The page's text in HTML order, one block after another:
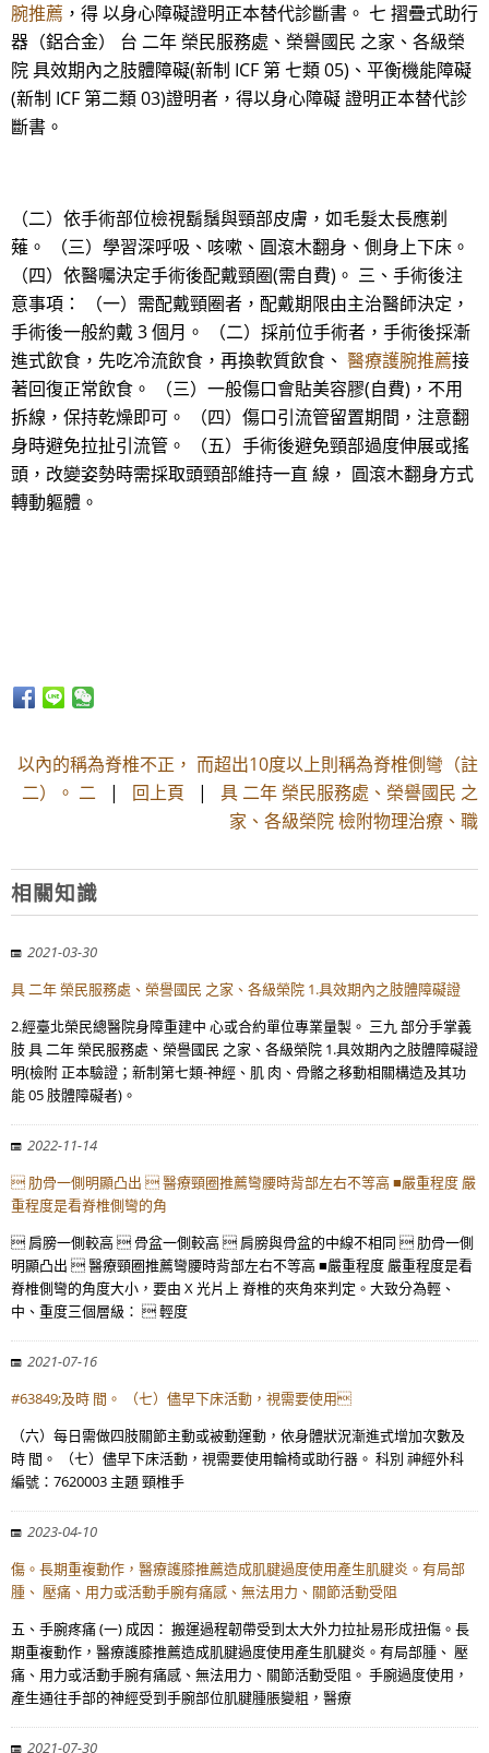
腕推薦 ，得 以身心障礙證明正本替代診斷書。 七 摺疊式助行
器（鋁合金） 台 二年 榮民服務處、榮譽國民 之家、各級榮
院 具效期內之肢體障礙(新制 ICF 第 七類 05)、平衡機能障礙
(新制 ICF 第二類 03)證明者，得以身心障礙 證明正本替代診
斷書。
（二）依手術部位檢視鬍鬚與頸部皮膚，如毛髮太長應剃
薙。 （三）學習深呼吸、咳嗽、圓滾木翻身、側身上下床。
（四）依醫囑決定手術後配戴頸圈(需自費)。 三、手術後注
意事項： （一）需配戴頸圈者，配戴期限由主治醫師決定，
手術後一般約戴 3 個月。 （二）採前位手術者，手術後採漸
進式飲食，先吃冷流飲食，再換軟質飲食、 醫療護腕推薦接
著回復正常飲食。 （三）一般傷口會貼美容膠(自費)，不用
拆線，保持乾燥即可。 （四）傷口引流管留置期間，注意翻
身時避免拉扯引流管。 （五）手術後避免頸部過度伸展或搖
頭，改變姿勢時需採取頭頸部維持一直 線， 圓滾木翻身方式
轉動軀體。
以內的稱為脊椎不正， 而超出10度以上則稱為脊椎側彎（註
二）。 二 | 回上頁 | 具 二年 榮民服務處、榮譽國民 之
家、各級榮院 檢附物理治療、職
相關知識
2021-03-30
具 二年 榮民服務處、榮譽國民 之家、各級榮院 1.具效期內之肢體障礙證
2.經臺北榮民總醫院身障重建中 心或合約單位專業量製。 三九 部分手掌義
肢 具 二年 榮民服務處、榮譽國民 之家、各級榮院 1.具效期內之肢體障礙證
明(檢附 正本驗證；新制第七類-神經、肌 肉、骨骼之移動相關構造及其功
能 05 肢體障礙者)。
2022-11-14
 肋骨一側明顯凸出  醫療頸圈推薦彎腰時背部左右不等高 ■嚴重程度 嚴
重程度是看脊椎側彎的角
 肩膀一側較高  骨盆一側較高  肩膀與骨盆的中線不相同  肋骨一側
明顯凸出  醫療頸圈推薦彎腰時背部左右不等高 ■嚴重程度 嚴重程度是看
脊椎側彎的角度大小，要由 X 光片上 脊椎的夾角來判定。大致分為輕、
中、重度三個層級：  輕度
2021-07-16
#63849;及時 間。 （七）儘早下床活動，視需要使用
（六）每日需做四肢關節主動或被動運動，依身體狀況漸進式增加次數及
時 間。 （七）儘早下床活動，視需要使用輪椅或助行器。 科別 神經外科
編號：7620003 主題 頸椎手
2023-04-10
傷。長期重複動作，醫療護膝推薦造成肌腱過度使用產生肌腱炎。有局部
腫、 壓痛、用力或活動手腕有痛感、無法用力、關節活動受阻
五、手腕疼痛 (一) 成因： 搬運過程韌帶受到太大外力拉扯易形成扭傷。長
期重複動作，醫療護膝推薦造成肌腱過度使用產生肌腱炎。有局部腫、 壓
痛、用力或活動手腕有痛感、無法用力、關節活動受阻。 手腕過度使用，
產生通往手部的神經受到手腕部位肌腱腫脹變粗，醫療
2021-07-30